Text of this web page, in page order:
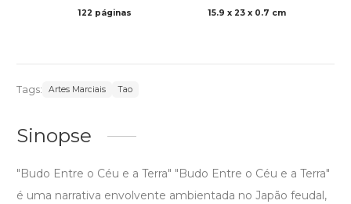
122 páginas 15.9 x 23 x 0.7 cm
Tags: Artes Marciais Tao
Sinopse
"Budo Entre o Céu e a Terra" "Budo Entre o Céu e a Terra"
é uma narrativa envolvente ambientada no Japão feudal,